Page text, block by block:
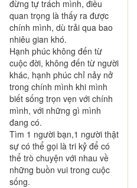
đừng tự trách mình, điều
quan trọng là thấy ra được
chính mình, dù trải qua bao
nhiêu gian khó.
Hạnh phúc không đến từ
cuộc đời, không đến từ người
khác, hạnh phúc chỉ nảy nở
trong chính mình khi mình
biết sống trọn vẹn với chính
mình, với những gì mình
đang có.
Tìm 1 người bạn,1 người thật
sự có thể gọi là tri kỷ để có
thể trò chuyện với nhau về
những buồn vui trong cuộc
sống.